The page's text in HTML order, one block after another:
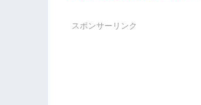
スポンサーリンク